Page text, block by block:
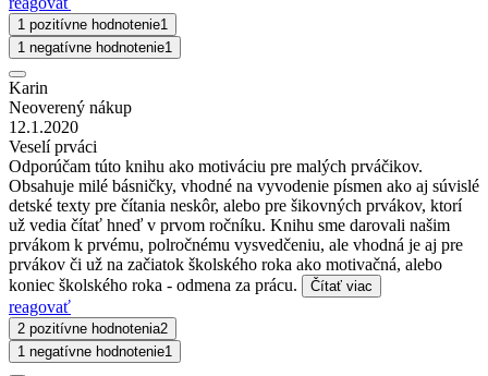
1 pozitívne hodnotenie1
1 negatívne hodnotenie1
Karin
Neoverený nákup
12.1.2020
Veselí prváci
Odporúčam túto knihu ako motiváciu pre malých prváčikov.
Obsahuje milé básničky, vhodné na vyvodenie písmen ako aj súvislé
detské texty pre čítania neskôr, alebo pre šikovných prvákov, ktorí
už vedia čítať hneď v prvom ročníku. Knihu sme darovali našim
prvákom k prvému, polročnému vysvedčeniu, ale vhodná je aj pre
prvákov či už na začiatok školského roka ako motivačná, alebo
koniec školského roka - odmena za prácu.
Čítať viac
reagovať
2 pozitívne hodnotenia2
1 negatívne hodnotenie1